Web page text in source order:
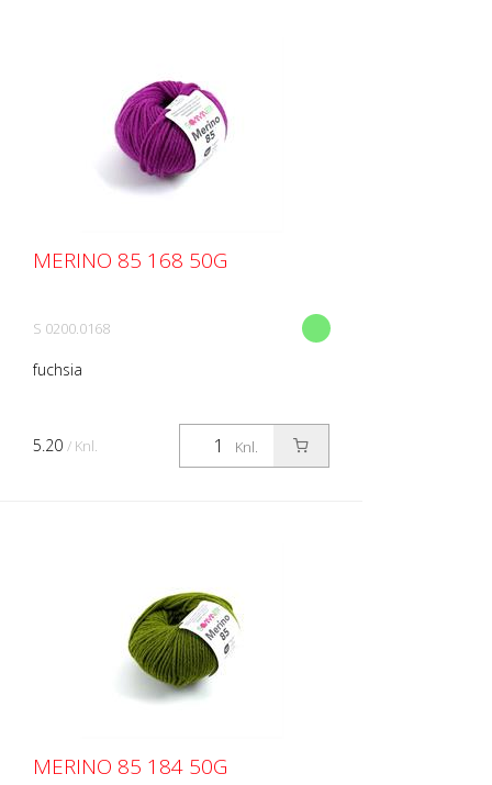
MERINO 85 168 50G
S 0200.0168
fuchsia
Knl.
5.20 / Knl.
MERINO 85 184 50G